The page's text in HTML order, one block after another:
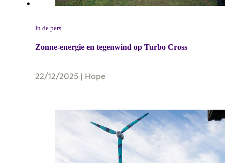
In de pers
Zonne-energie en tegenwind op Turbo Cross
22/12/2025 | Hope